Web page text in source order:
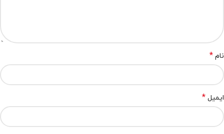
نام *
ایمیل *